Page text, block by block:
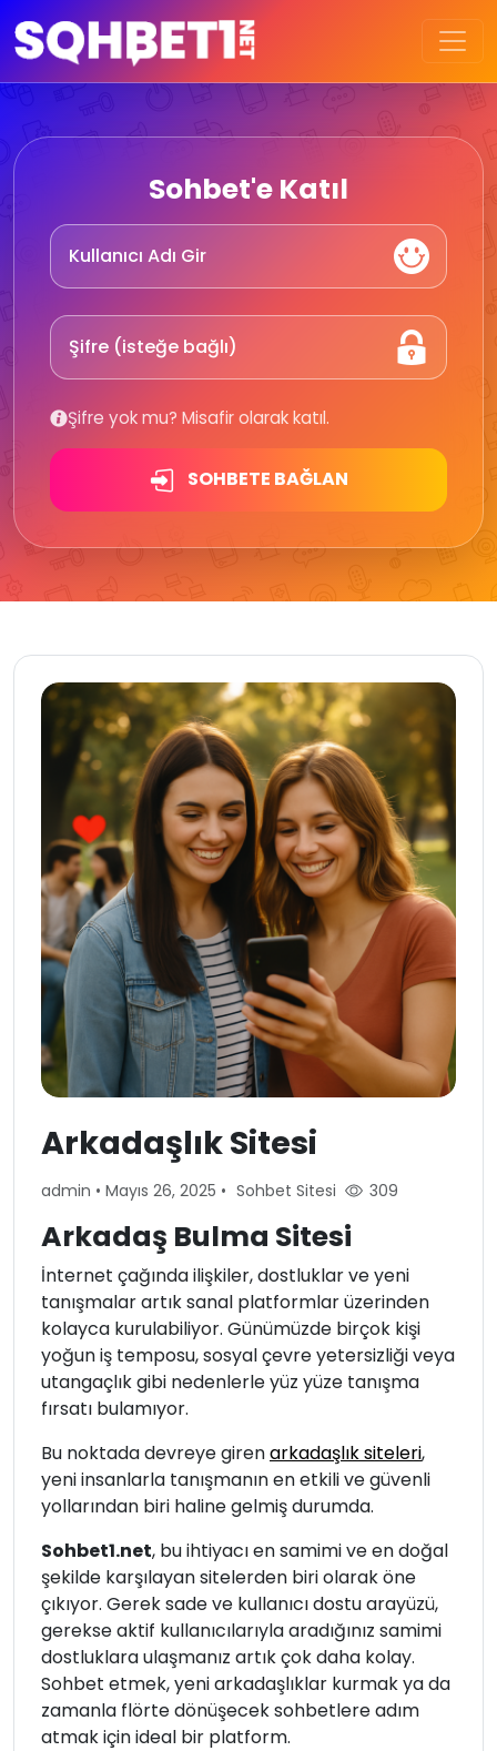
Sohbet'e Katıl
Şifre yok mu? Misafir olarak katıl.
SOHBETE BAĞLAN
Arkadaşlık Sitesi
admin • Mayıs 26, 2025 • Sohbet Sitesi 309
Arkadaş Bulma Sitesi
İnternet çağında ilişkiler, dostluklar ve yeni
tanışmalar artık sanal platformlar üzerinden
kolayca kurulabiliyor. Günümüzde birçok kişi
yoğun iş temposu, sosyal çevre yetersizliği veya
utangaçlık gibi nedenlerle yüz yüze tanışma
fırsatı bulamıyor.
Bu noktada devreye girenarkadaşlık siteleri,
yeni insanlarla tanışmanın en etkili ve güvenli
yollarından biri haline gelmiş durumda.
Sohbet1.net, bu ihtiyacı en samimi ve en doğal
şekilde karşılayan sitelerden biri olarak öne
çıkıyor. Gerek sade ve kullanıcı dostu arayüzü,
gerekse aktif kullanıcılarıyla aradığınız samimi
dostluklara ulaşmanız artık çok daha kolay.
Sohbet etmek, yeni arkadaşlıklar kurmak ya da
zamanla flörte dönüşecek sohbetlere adım
atmak için ideal bir platform.